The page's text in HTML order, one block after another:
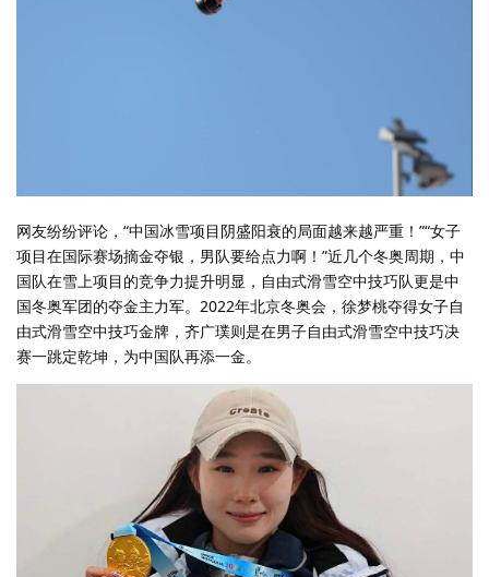
网友纷纷评论，“中国冰雪项目阴盛阳衰的局面越来越严重！”“女子
项目在国际赛场摘金夺银，男队要给点力啊！”近几个冬奥周期，中
国队在雪上项目的竞争力提升明显，自由式滑雪空中技巧队更是中
国冬奥军团的夺金主力军。2022年北京冬奥会，徐梦桃夺得女子自
由式滑雪空中技巧金牌，齐广璞则是在男子自由式滑雪空中技巧决
赛一跳定乾坤，为中国队再添一金。